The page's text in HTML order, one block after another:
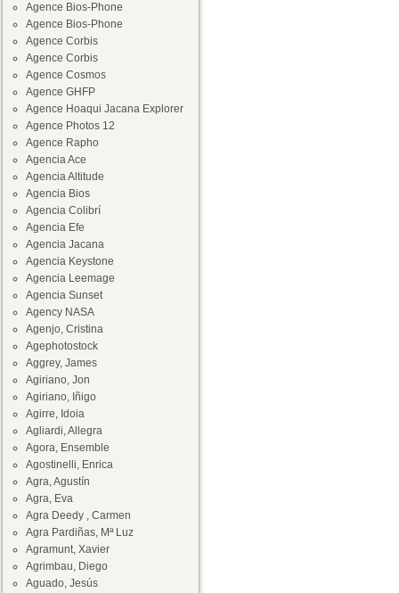
Agence Bios-Phone
Agence Bios-Phone
Agence Corbis
Agence Corbis
Agence Cosmos
Agence GHFP
Agence Hoaqui Jacana Explorer
Agence Photos 12
Agence Rapho
Agencia Ace
Agencia Altitude
Agencia Bios
Agencia Colibrí
Agencia Efe
Agencia Jacana
Agencia Keystone
Agencia Leemage
Agencia Sunset
Agency NASA
Agenjo, Cristina
Agephotostock
Aggrey, James
Agiriano, Jon
Agiriano, Iñigo
Agirre, Idoia
Agliardi, Allegra
Agora, Ensemble
Agostinelli, Enrica
Agra, Agustín
Agra, Eva
Agra Deedy , Carmen
Agra Pardiñas, Mª Luz
Agramunt, Xavier
Agrimbau, Diego
Aguado, Jesús